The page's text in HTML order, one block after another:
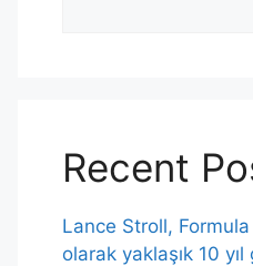
Recent
Lance Stroll,
olarak yaklaşık 10